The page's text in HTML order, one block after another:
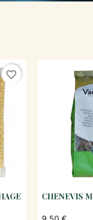
favorite_border
CHENEVIS